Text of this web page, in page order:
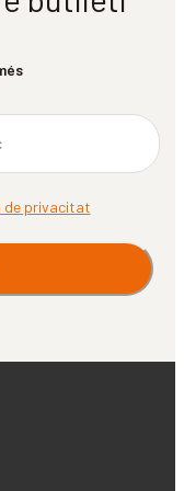
de privacitat